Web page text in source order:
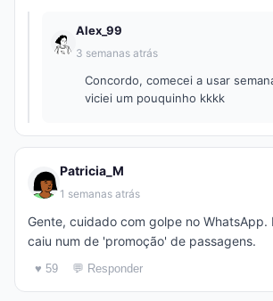
Alex_99
3 semanas atrás
Concordo, comecei a usar
viciei um pouquinho kkkk
Patricia_M
1 semanas atrás
Gente, cuidado com golpe no WhatsApp.
caiu num de 'promoção' de passagens.
♥ 59 💬 Responder